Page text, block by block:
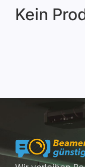
Kein